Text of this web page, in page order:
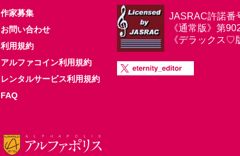
作家募集
お問い合わせ
利用規約
アルファコイン利用規約
レンタルサービス利用規約
FAQ
JASRAC許諾番
《通常版》第
《デラックス♡